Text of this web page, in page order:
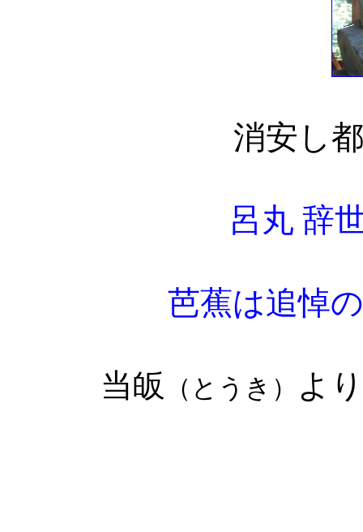
消安し
呂丸 辞
芭蕉は追悼
当皈 （とうき） よ